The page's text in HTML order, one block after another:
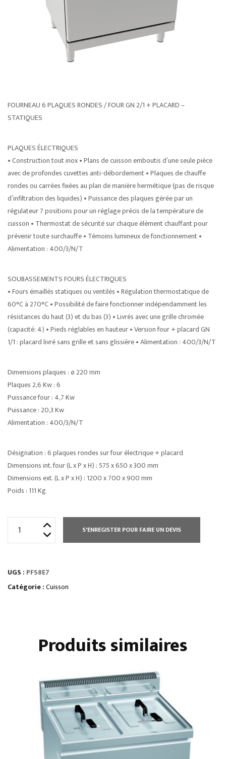
FOURNEAU 6 PLAQUES RONDES / FOUR GN 2/1 + PLACARD –
STATIQUES
PLAQUES ÉLECTRIQUES
• Construction tout inox • Plans de cuisson emboutis d’une seule pièce
avec de profondes cuvettes anti-débordement • Plaques de chauffe
rondes ou carrées fixées au plan de manière hermétique (pas de risque
d’infiltration des liquides) • Puissance des plaques gérée par un
régulateur 7 positions pour un réglage précis de la température de
cuisson • Thermostat de sécurité sur chaque élément chauffant pour
prévenir toute surchauffe • Témoins lumineux de fonctionnement •
Alimentation : 400/3/N/T
SOUBASSEMENTS FOURS ÉLECTRIQUES
• Fours émaillés statiques ou ventilés • Régulation thermostatique de
60°C à 270°C • Possibilité de faire fonctionner indépendamment les
résistances du haut (3) et du bas (3) • Livrés avec une grille chromée
(capacité: 4) • Pieds réglables en hauteur • Version four + placard GN
1/1 : placard livré sans grille et sans glissière • Alimentation : 400/3/N/T
Dimensions plaques : ø 220 mm
Plaques 2,6 Kw : 6
Puissance four : 4,7 Kw
Puissance : 20,3 Kw
Alimentation : 400/3/N/T
Désignation : 6 plaques rondes sur four électrique + placard
Dimensions int. four (L x P x H) : 575 x 650 x 300 mm
Dimensions ext. (L x P x H) : 1200 x 700 x 900 mm
Poids : 111 Kg
PLAQUES
CARRÉES
S'ENREGISTER POUR FAIRE UN DEVIS
UGS : PFS8E7
Catégorie :Cuisson
Produits similaires